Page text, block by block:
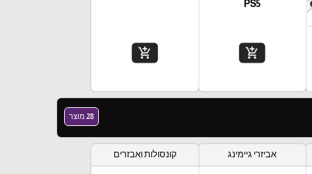
PS5
add_shopping_cart
add_shopping_cart
28 מוצר
אביזרי גיימינג קונסולות ואבזרים